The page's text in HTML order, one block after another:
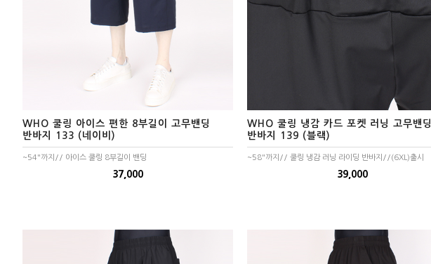
WHO 쿨링 아이스 편한 8부길이 고무밴딩
반바지 133 (네이비)
~54"까지// 아이스 쿨링 8부길이 밴딩
37,000
WHO 쿨링 냉감 카드 포켓 러닝 고무밴딩
반바지 139 (블랙)
~58"까지// 쿨링 냉감 러닝 라이딩 반바지//(6XL)출시
39,000